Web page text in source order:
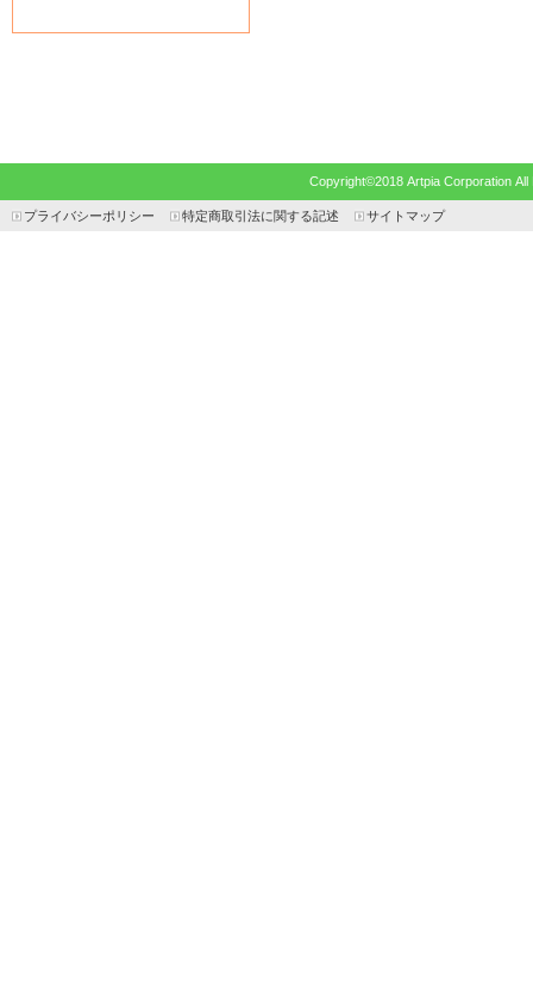
Copyright©2018 Artpia Corporation
プライバシーポリシー 特定商取引法に関する記述 サイトマップ